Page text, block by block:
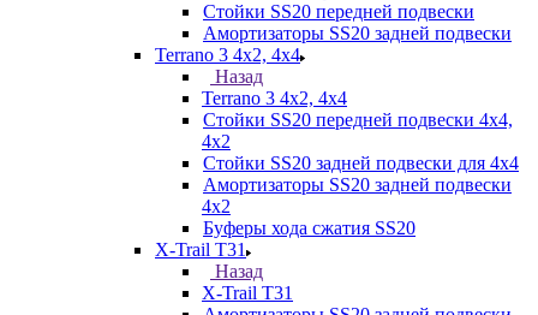
Стойки SS20 передней подвески
Амортизаторы SS20 задней подвески
Terrano 3 4х2, 4х4
Назад
Terrano 3 4х2, 4х4
Стойки SS20 передней подвески 4х4,
4x2
Стойки SS20 задней подвески для 4х4
Амортизаторы SS20 задней подвески
4х2
Буферы хода сжатия SS20
X-Trail T31
Назад
X-Trail T31